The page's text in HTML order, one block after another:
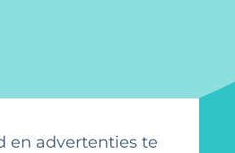
en advertenties te